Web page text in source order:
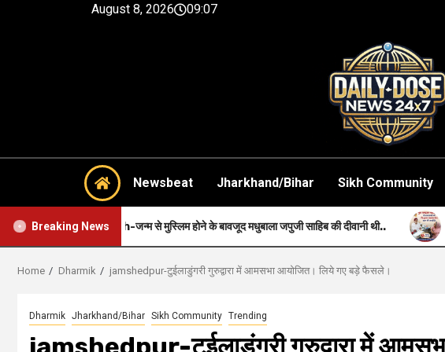
August 8, 2026 09:07
Newsbeat Jharkhand/Bihar Sikh Community
Breaking News
Faith-जन्म से मुस्लिम होने के बावजूद मधुबाला जपुजी साहिब की दीवानी थी.. Health-सीजीपीसी
Home Dharmik jamshedpur-टुईलाडुंगरी गुरुद्वारा में आमसभा आयोजित। लिये गए बड़े फैसले।
Dharmik Jharkhand/Bihar Sikh Community Trending